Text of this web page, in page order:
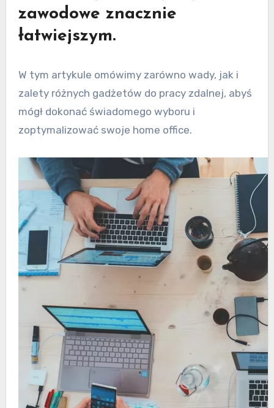
zawodowe znacznie
łatwiejszym.
W tym artykule omówimy zarówno wady, jak i
zalety różnych gadżetów do pracy zdalnej, abyś
mógł dokonać świadomego wyboru i
zoptymalizować swoje home office.